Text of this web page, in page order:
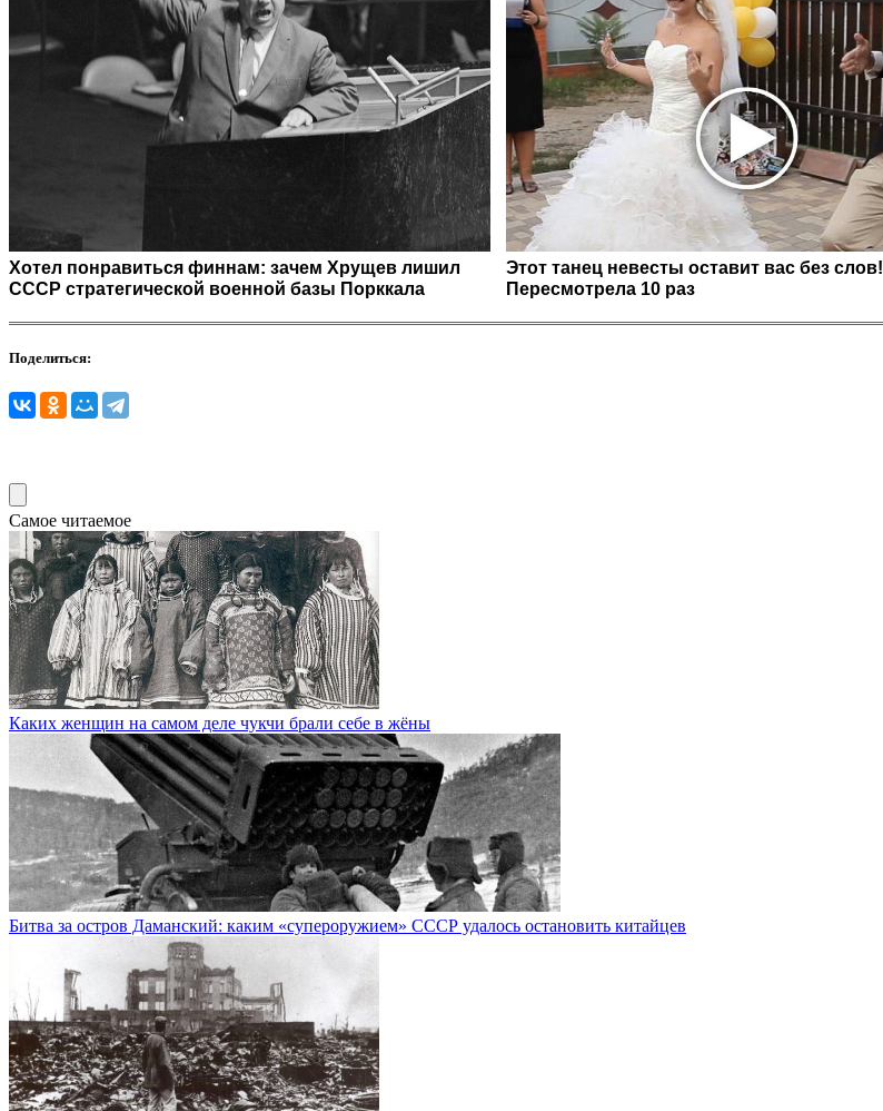
Хотел понравиться финнам: зачем Хрущев лишил
СССР стратегической военной базы Порккала
Этот танец невесты оставит вас без слов!
Пересмотрела 10 раз
Поделиться:
Самое читаемое
Каких женщин на самом деле чукчи брали себе в жёны
Битва за остров Даманский: каким «супероружием» СССР удалось остановить китайцев